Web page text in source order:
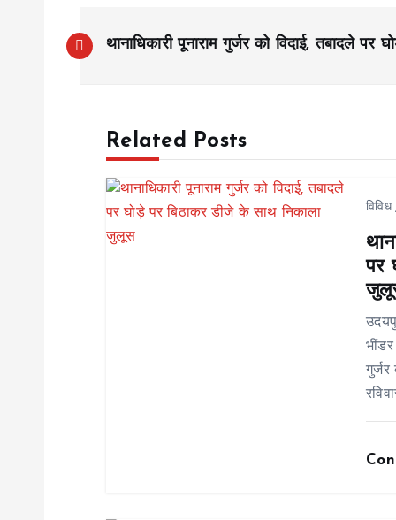
P
थानाधिकारी पूनाराम गुर्जर को विदाई, तबादले
Related Posts
विविध
पर